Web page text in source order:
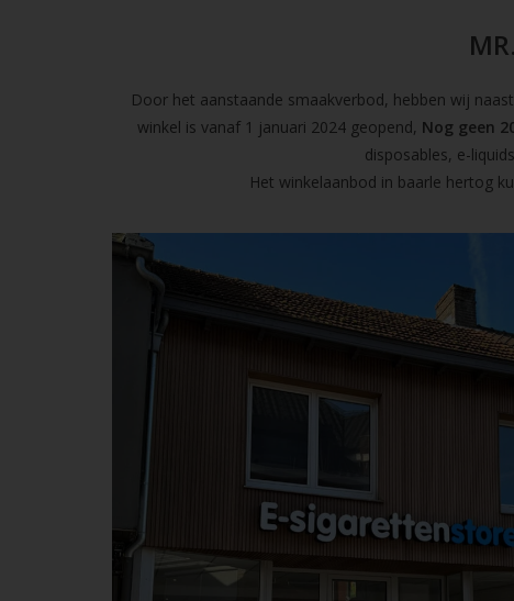
Door het aanstaande smaakverbod, hebben wij
winkel is vanaf 1 januari 2024 geopend, Nog geen
disposables, e-
Het winkelaanbod in baarle hertog